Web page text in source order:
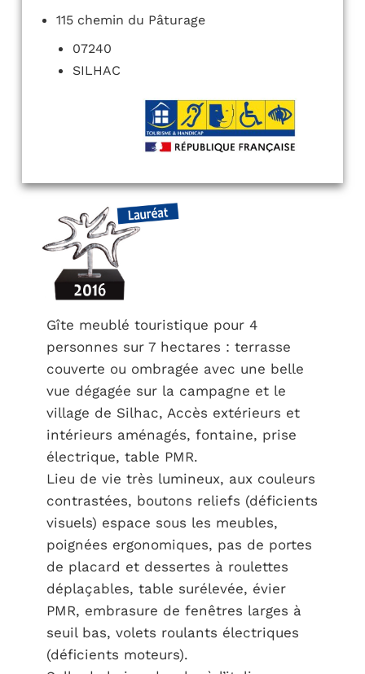
115 chemin du Pâturage
07240
SILHAC
Gîte meublé touristique pour 4
personnes sur 7 hectares : terrasse
couverte ou ombragée avec une belle
vue dégagée sur la campagne et le
village de Silhac, Accès extérieurs et
intérieurs aménagés, fontaine, prise
électrique, table PMR.
Lieu de vie très lumineux, aux couleurs
contrastées, boutons reliefs (déficients
visuels) espace sous les meubles,
poignées ergonomiques, pas de portes
de placard et dessertes à roulettes
déplaçables, table surélevée, évier
PMR, embrasure de fenêtres larges à
seuil bas, volets roulants électriques
(déficients moteurs).